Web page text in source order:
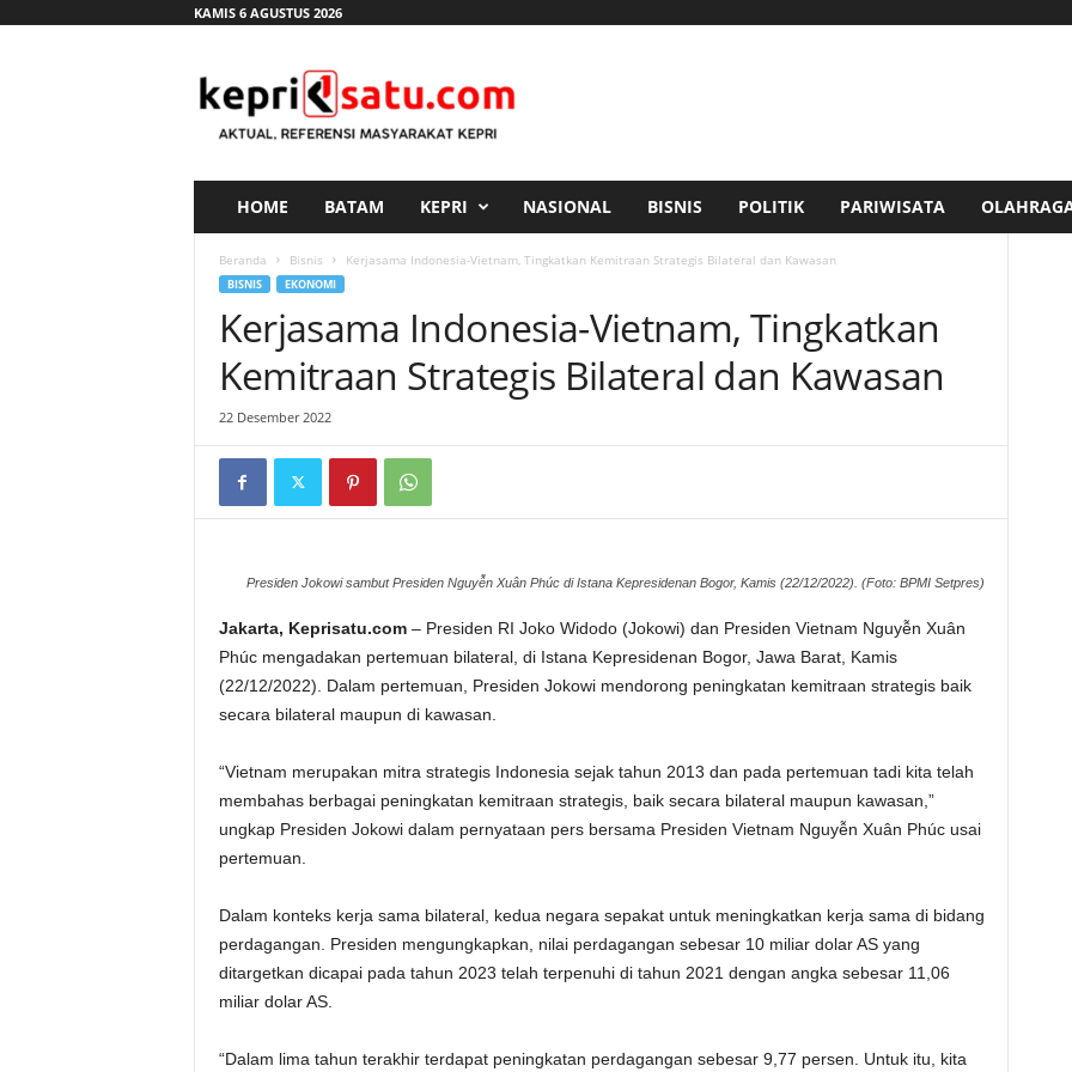
KAMIS 6 AGUSTUS 2026
HOME BATAM KEPRI NASIONAL BISNIS POLITIK PARIWISATA
Beranda Bisnis Kerjasama Indonesia-Vietnam, Tingkatkan Kemitraan Strategis Bilateral dan Kawasan
BISNIS EKONOMI
Kerjasama Indonesia-Vietnam, Tingkatkan
Kemitraan Strategis Bilateral dan Kawasan
22 Desember 2022
Presiden Jokowi sambut Presiden Nguyễn Xuân Phúc di Istana Kepresidenan Bogor, Kamis (22/12/2022). (Foto: BPMI Setpres)
Jakarta, Keprisatu.com– Presiden RI Joko Widodo (Jokowi) dan Presiden Vietnam Nguyễn Xuân
Phúc mengadakan pertemuan bilateral, di Istana Kepresidenan Bogor, Jawa Barat, Kamis
(22/12/2022). Dalam pertemuan, Presiden Jokowi mendorong peningkatan kemitraan strategis baik
secara bilateral maupun di kawasan.
“Vietnam merupakan mitra strategis Indonesia sejak tahun 2013 dan pada pertemuan tadi kita telah
membahas berbagai peningkatan kemitraan strategis, baik secara bilateral maupun kawasan,”
ungkap Presiden Jokowi dalam pernyataan pers bersama Presiden Vietnam Nguyễn Xuân Phúc usai
pertemuan.
Dalam konteks kerja sama bilateral, kedua negara sepakat untuk meningkatkan kerja sama di bidang
perdagangan. Presiden mengungkapkan, nilai perdagangan sebesar 10 miliar dolar AS yang
ditargetkan dicapai pada tahun 2023 telah terpenuhi di tahun 2021 dengan angka sebesar 11,06
miliar dolar AS.
“Dalam lima tahun terakhir terdapat peningkatan perdagangan sebesar 9,77 persen. Untuk itu, kita